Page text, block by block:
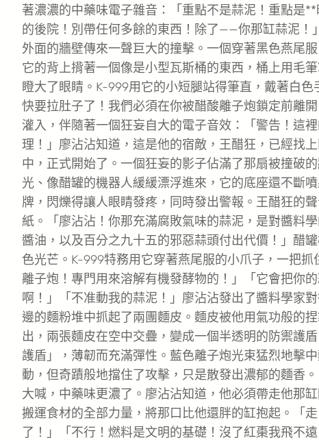
著濃濃的中藥味電子雜音：「重點不是蒜泥！重點是
的後院！別帶任何多餘的東西！除了——你那缸蒜泥！
外面的牆壁傳來一聲巨大的撞擊。一個穿著黑色燕尾
它的背上揹著一個像是小型瓦斯桶的東西，桶上用毛
瞪大了眼睛。K-999用它的小短腿站得筆直，戴著白
快要拉肚子了！我們必須在你被醋酸離子炮鎖定前離
灌入，伴隨著一個狂妄自大的電子音效：「警告！這
理！」廖沾沾知道，這是他的宿敵，王醋狂，已經找
中，正式開始了。一個狂妄的影子佔滿了那扇被撞破
光、像醋罐的機器人緩緩漂浮進來，它的底座還不斷
牌，閃爍得讓人眼睛發疼，同時發出警報。王醋狂的
紙。「廖沾沾！你那充滿腐敗氣味的蒜泥，是對醬料
醬油，以及百分之九十五的邪惡蒜頭付出代價！」醋
色光芒。K-999特務用它穿著燕尾服的小爪子，一把
離子炮！專門用來溶解有機發酵物的！」「它會把你
啊！」「不准動我的蒜泥！」廖沾沾發出了醬料學家
邊的麵粉堆中抓起了兩團麵皮。麵皮被他用氣功般的
出，兩張麵皮在空中交疊，變成一個半透明的防禦護盾
護盾」，薄韌而充滿彈性。藍色離子炮光束猛烈地擊
動，但奇蹟般地擋住了攻擊，只是散發出濃郁的麵香
大喊，中藥味更濃了。廖沾沾知道，他必須帶走他那
搬運食材的全部力量，將那口比他還胖的缸抱起。「
了！」「不行！燃料是文明的基礎！沒了紅棗我飛不